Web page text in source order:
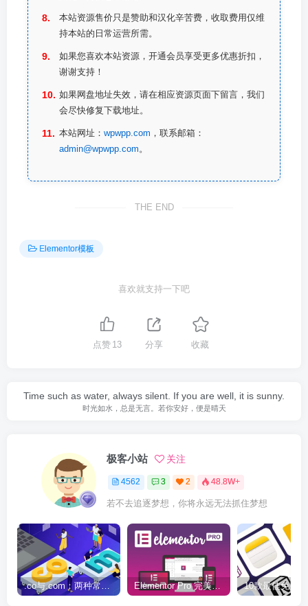
本站资源售价只是赞助和汉化辛苦费，收取费用仅维
持本站的日常运营所需。
如果您喜欢本站资源，开通会员享受更多优惠折扣，
谢谢支持！
如果网盘地址失效，请在相应资源页面下留言，我们
会尽快修复下载地址。
本站网址： wpwpp.com ，联系邮箱：
admin@wpwpp.com 。
THE END
Elementor模板
喜欢就支持一下吧
点赞 13 分享 收藏
Time such as water, always silent. If you are well, it is sunny.
时光如水，总是无言。若你安好，便是晴天
极客小站 关注
4562 3 2 48.8W+
若不去追逐梦想，你将永远无法抓住梦想
.co与.com：两种常用域名后缀名完全指南 Elementor Pro 完美汉化中文版（含全套模板）|可视化编辑页面自定义设计WordPress插件